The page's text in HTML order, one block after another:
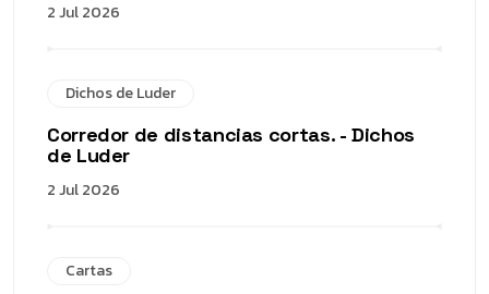
2 Jul 2026
Dichos de Luder
Corredor de distancias cortas. - Dichos
de Luder
2 Jul 2026
Cartas